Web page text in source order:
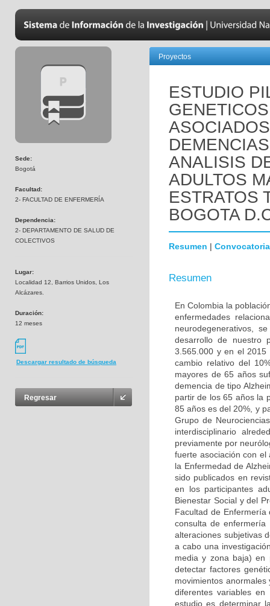
Sede:
Bogotá
Facultad:
2- FACULTAD DE ENFERMERÍA
Dependencia:
2- DEPARTAMENTO DE SALUD DE
COLECTIVOS
Lugar:
Localidad 12, Barrios Unidos, Los
Alcázares.
Duración:
12 meses
Descargar resultado de búsqueda
Regresar
Proyectos
ESTUDIO
ANALISIS
ADULTOS
ESTRATOS
BOGOTA
Resumen | Convocatoria
Resumen
En Colombia la
enfermedades
neurodegenerativos,
desarrollo de nuestro
3.565.000 y en el 2015
cambio relativo del
mayores de 65 años
demencia de tipo
partir de los 65 años la
85 años es del 20%, y
Grupo de
interdisciplinario
previamente por
fuerte asociación con el
la Enfermedad de
sido publicados en
en los participantes
Bienestar Social y del
Facultad de Enfermería
consulta de
alteraciones subjetivas
a cabo una
media y zona baja)
detectar factores
movimientos
diferentes variables
estudio es determinar